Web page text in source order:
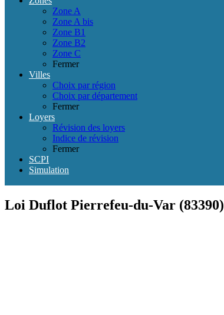
Zone A
Zone A bis
Zone B1
Zone B2
Zone C
Fermer
Villes
Choix par région
Choix par département
Fermer
Loyers
Révision des loyers
Indice de révision
Fermer
SCPI
Simulation
Loi Duflot Pierrefeu-du-Var (83390)